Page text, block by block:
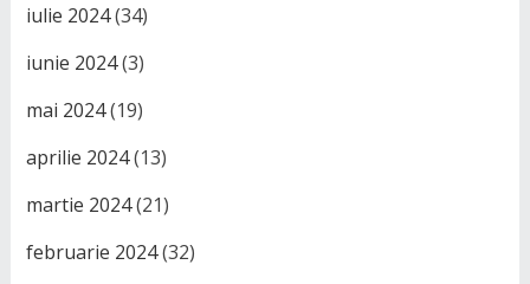
iulie 2024(34)
iunie 2024(3)
mai 2024(19)
aprilie 2024(13)
martie 2024(21)
februarie 2024(32)